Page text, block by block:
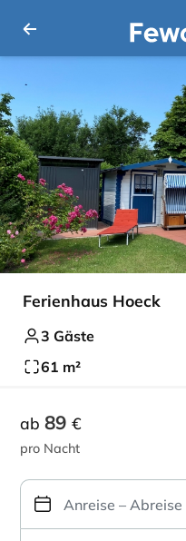
Ferienhaus Hoeck
3 Gäste
61 m²
ab 89 €
pro Nacht